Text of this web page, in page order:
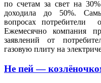
по счетам за свет на
доходила до 50%.
вопросах потребители
Ежемесячно компания
заявлений от
газовую плиту на
Не пей —